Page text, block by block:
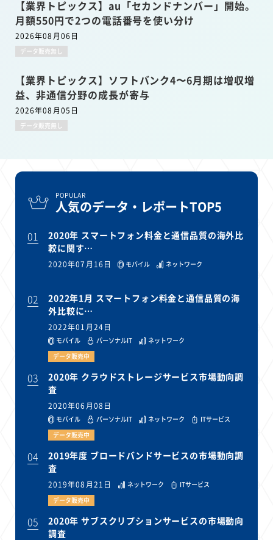
【業界トピックス】au「セカンドナンバー」開始。
月額550円で2つの電話番号を使い分け
2026年08月06日
データ販売無し
【業界トピックス】ソフトバンク4〜6月期は増収増
益、非通信分野の成長が寄与
2026年08月05日
データ販売無し
POPULAR
人気のデータ・レポートTOP5
01
2020年 スマートフォン料金と通信品質の海外比
較に関す…
2020年07月16日 モバイル ネットワーク
02
2022年1月 スマートフォン料金と通信品質の海
外比較に…
2022年01月24日
モバイル パーソナルIT
ネットワーク
データ販売中
03
2020年 クラウドストレージサービス市場動向調
査
2020年06月08日
モバイル パーソナルIT ネットワーク
ITサービス
データ販売中
04
2019年度 ブロードバンドサービスの市場動向調
査
2019年08月21日 ネットワーク
ITサービス
データ販売中
05
2020年 サブスクリプションサービスの市場動向
調査